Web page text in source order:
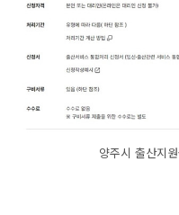
양주시 출산지